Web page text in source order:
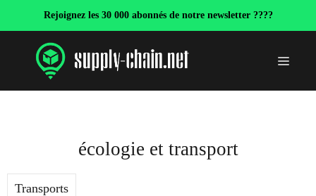
Rejoignez les 30 000 abonnés de notre newsletter ????
Menu
écologie et transport
Transports